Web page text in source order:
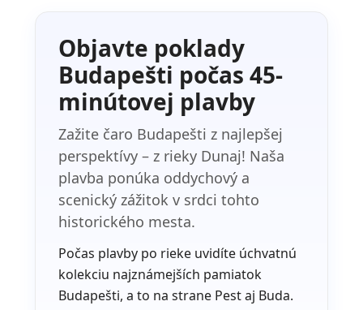
Objavte poklady
Budapešti počas 45-
minútovej plavby
Zažite čaro Budapešti z najlepšej
perspektívy – z rieky Dunaj! Naša
plavba ponúka oddychový a
scenický zážitok v srdci tohto
historického mesta.
Počas plavby po rieke uvidíte úchvatnú
kolekciu najznámejších pamiatok
Budapešti, a to na strane Pest aj Buda.